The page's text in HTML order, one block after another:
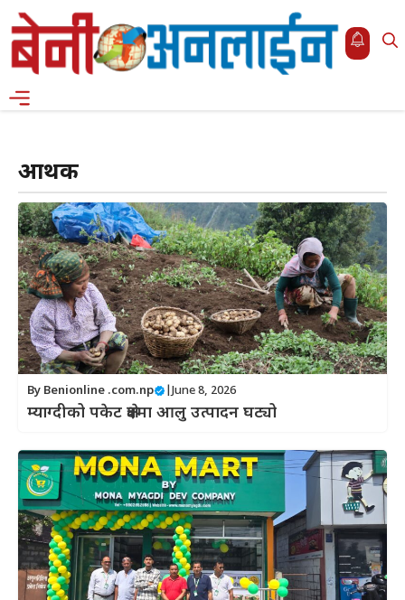
Skip
to
content
आर्थिक
By Benionline .com.np June 8, 2026
म्याग्दीको पकेट क्षेत्रमा आलु उत्पादन घट्यो